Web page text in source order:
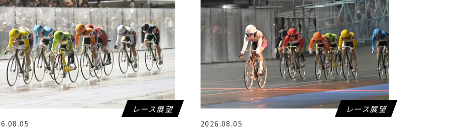
レース展望 レース展望
2026.08.05